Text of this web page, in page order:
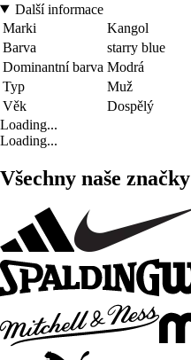
Další informace
Marki
Kangol
Barva
starry blue
Dominantní barva Modrá
Typ
Muž
Věk
Dospělý
Loading...
Loading...
Všechny naše značky